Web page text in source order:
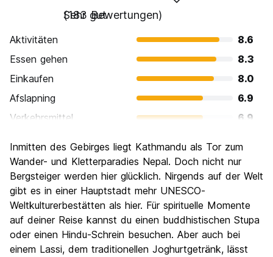
Sehr gut
(183 Bewertungen)
Aktivitäten
8.6
Essen gehen
8.3
Einkaufen
8.0
Afslapning
6.9
Verkehrsmittel
6.9
Kultur
8.8
Nachtleben / Party
6.4
Preis-Leistungsverhältnis
Inmitten des Gebirges liegt Kathmandu als Tor zum
Wander- und Kletterparadies Nepal. Doch nicht nur
Bergsteiger werden hier glücklich. Nirgends auf der Welt
gibt es in einer Hauptstadt mehr UNESCO-
Weltkulturerbestätten als hier. Für spirituelle Momente
auf deiner Reise kannst du einen buddhistischen Stupa
oder einen Hindu-Schrein besuchen. Aber auch bei
einem Lassi, dem traditionellen Joghurtgetränk, lässt